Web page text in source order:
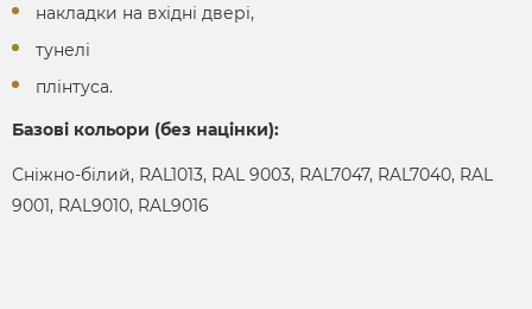
накладки на вхідні двері,
тунелі
плінтуса.
Базові кольори (без націнки):
Сніжно-білий, RAL1013, RAL 9003, RAL7047, RAL7040, RAL
9001, RAL9010, RAL9016